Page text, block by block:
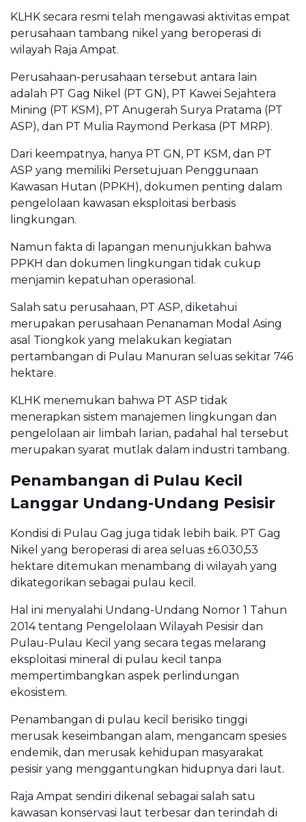
KLHK secara resmi telah mengawasi aktivitas empat
perusahaan tambang nikel yang beroperasi di
wilayah Raja Ampat.
Perusahaan-perusahaan tersebut antara lain
adalah PT Gag Nikel (PT GN), PT Kawei Sejahtera
Mining (PT KSM), PT Anugerah Surya Pratama (PT
ASP), dan PT Mulia Raymond Perkasa (PT MRP).
Dari keempatnya, hanya PT GN, PT KSM, dan PT
ASP yang memiliki Persetujuan Penggunaan
Kawasan Hutan (PPKH), dokumen penting dalam
pengelolaan kawasan eksploitasi berbasis
lingkungan.
Namun fakta di lapangan menunjukkan bahwa
PPKH dan dokumen lingkungan tidak cukup
menjamin kepatuhan operasional.
Salah satu perusahaan, PT ASP, diketahui
merupakan perusahaan Penanaman Modal Asing
asal Tiongkok yang melakukan kegiatan
pertambangan di Pulau Manuran seluas sekitar 746
hektare.
KLHK menemukan bahwa PT ASP tidak
menerapkan sistem manajemen lingkungan dan
pengelolaan air limbah larian, padahal hal tersebut
merupakan syarat mutlak dalam industri tambang.
Penambangan di Pulau Kecil
Langgar Undang-Undang Pesisir
Kondisi di Pulau Gag juga tidak lebih baik. PT Gag
Nikel yang beroperasi di area seluas ±6.030,53
hektare ditemukan menambang di wilayah yang
dikategorikan sebagai pulau kecil.
Hal ini menyalahi Undang-Undang Nomor 1 Tahun
2014 tentang Pengelolaan Wilayah Pesisir dan
Pulau-Pulau Kecil yang secara tegas melarang
eksploitasi mineral di pulau kecil tanpa
mempertimbangkan aspek perlindungan
ekosistem.
Penambangan di pulau kecil berisiko tinggi
merusak keseimbangan alam, mengancam spesies
endemik, dan merusak kehidupan masyarakat
pesisir yang menggantungkan hidupnya dari laut.
Raja Ampat sendiri dikenal sebagai salah satu
kawasan konservasi laut terbesar dan terindah di